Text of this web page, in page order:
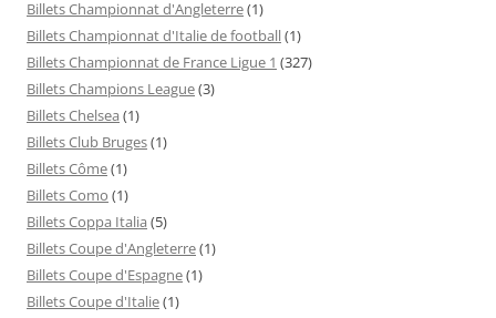
Billets Championnat d'Angleterre(1)
Billets Championnat d'Italie de football(1)
Billets Championnat de France Ligue 1 (327)
Billets Champions League(3)
Billets Chelsea (1)
Billets Club Bruges(1)
Billets Côme(1)
Billets Como (1)
Billets Coppa Italia (5)
Billets Coupe d'Angleterre(1)
Billets Coupe d'Espagne(1)
Billets Coupe d'Italie(1)